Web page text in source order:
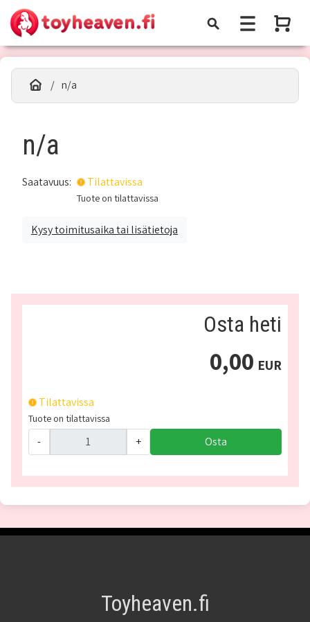
n/a
n/a
Saatavuus: Tilattavissa
Tuote on tilattavissa
Kysy toimitusaika tai lisätietoja
Osta heti
0,00 EUR
Tilattavissa
Tuote on tilattavissa
- + Osta
Toyheaven.fi